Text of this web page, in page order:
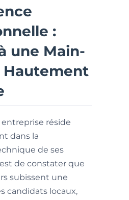
:
une Main-
Hautement
entreprise réside
dans la
de ses
de constater que
subissent une
candidats locaux,